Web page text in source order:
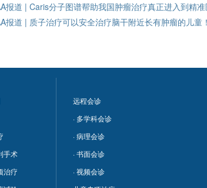
报道 | Caris分子图谱帮助我国肿瘤治疗真正进入到精
报道 | 质子治疗可以安全治疗脑干附近长有肿瘤的儿童！
手术
治疗
远程会诊
· 多学科会诊
· 病理会诊
· 书面会诊
· 视频会诊